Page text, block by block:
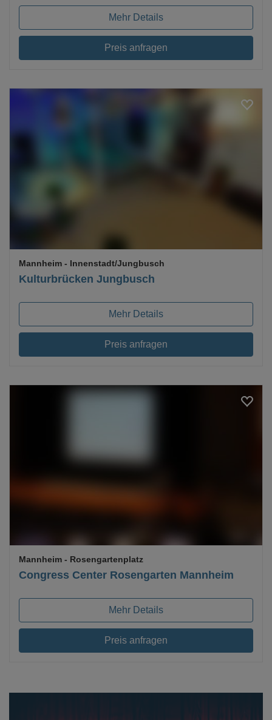
Mehr Details
Preis anfragen
Kulturbrücken Jungbusch
Mannheim - Innenstadt/Jungbusch
Mehr Details
Preis anfragen
Congress Center Rosengarten Mannheim
Mannheim - Rosengartenplatz
Mehr Details
Preis anfragen